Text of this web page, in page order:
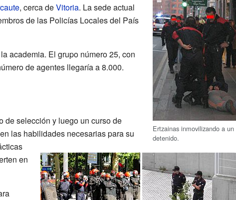
Ertzainas inmovilizando a un
detenido.
, cerca deVitoria. La sede actual
de las Policías Locales del País
academia. El grupo número 25, con
de agentes llegaría a 8.000.
de selección y luego un curso de
las habilidades necesarias para su
en